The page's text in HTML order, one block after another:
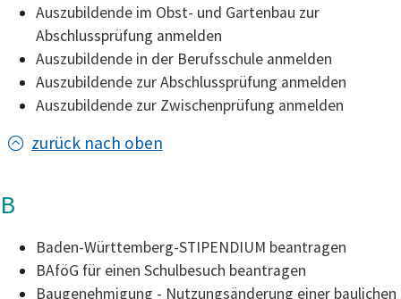
Auszubildende im Obst- und Gartenbau zur
Abschlussprüfung anmelden
Auszubildende in der Berufsschule anmelden
Auszubildende zur Abschlussprüfung anmelden
Auszubildende zur Zwischenprüfung anmelden
zurück nach oben
B
Baden-Württemberg-STIPENDIUM beantragen
BAföG für einen Schulbesuch beantragen
Baugenehmigung - Nutzungsänderung einer baulichen